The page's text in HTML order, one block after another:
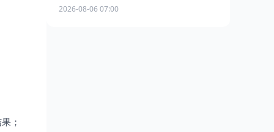
；
2026-08-06 07:00